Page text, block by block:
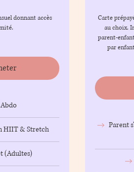
donnant accès
Abdo
HIIT & Stretch
(Adultes)
Carte
au choix.
parent-
par
Parent